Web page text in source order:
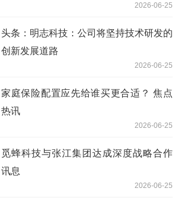
2026-06-25
头条：明志科技：公司将坚持技术研发的
创新发展道路
2026-06-25
家庭保险配置应先给谁买更合适？ 焦点
热讯
2026-06-25
觅蜂科技与张江集团达成深度战略合作
讯息
2026-06-25